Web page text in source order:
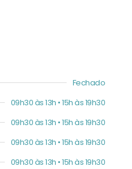
Fechado
09h30 às 13h • 15h às 19h30
09h30 às 13h • 15h às 19h30
09h30 às 13h • 15h às 19h30
09h30 às 13h • 15h às 19h30